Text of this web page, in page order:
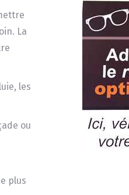
La
les
ou
plus